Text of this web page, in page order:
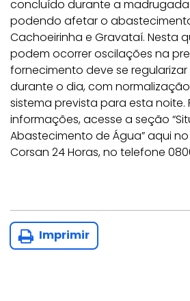
concluído durante a
podendo afetar o
Cachoeirinha e Gravataí. Nesta
podem ocorrer oscilações na
fornecimento deve se
durante o dia, com
sistema prevista para esta noite.
informações, acesse a seção
Abastecimento de Água” aqui
Corsan 24 Horas, no telefone
Imprimir